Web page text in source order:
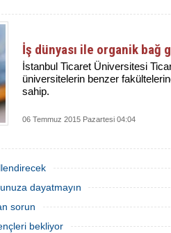
İş dünyası ile organik bağ
İstanbul Ticaret Üniversitesi
üniversitelerin benzer
sahip.
06 Temmuz 2015 Pazartesi 04:04
dayatmayın
sorun
bekliyor